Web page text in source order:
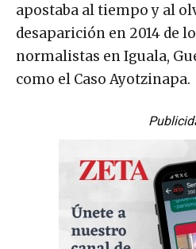
apostaba al tiempo y al
desaparición en 2014 de
normalistas en Iguala,
como el Caso Ayotzinapa.